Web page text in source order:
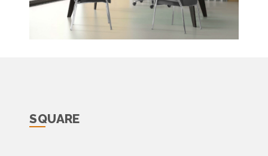
SQUARE